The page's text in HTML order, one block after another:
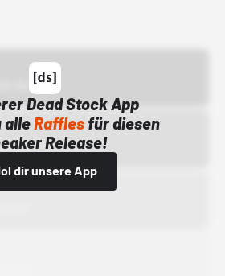
Dead Stock App
alleRafflesfür diesen
Release!
dir unsere App
Uhr